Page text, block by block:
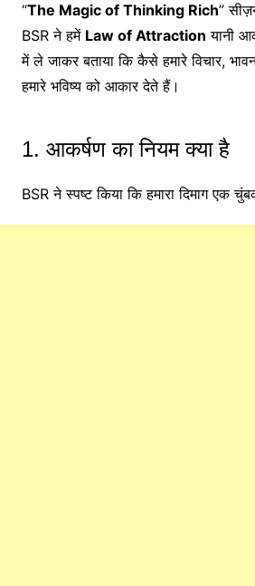
“The Magic of Thinking Rich”
BSR ने हमें Law of Attraction यानी
में ले जाकर बताया कि कैसे हमारे विचार,
हमारे भविष्य को आकार देते हैं।
1. आकर्षण का नियम क्या है
BSR ने स्पष्ट किया कि हमारा दिमाग एक